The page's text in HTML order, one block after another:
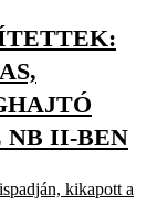
NB II-BEN
kikapott a